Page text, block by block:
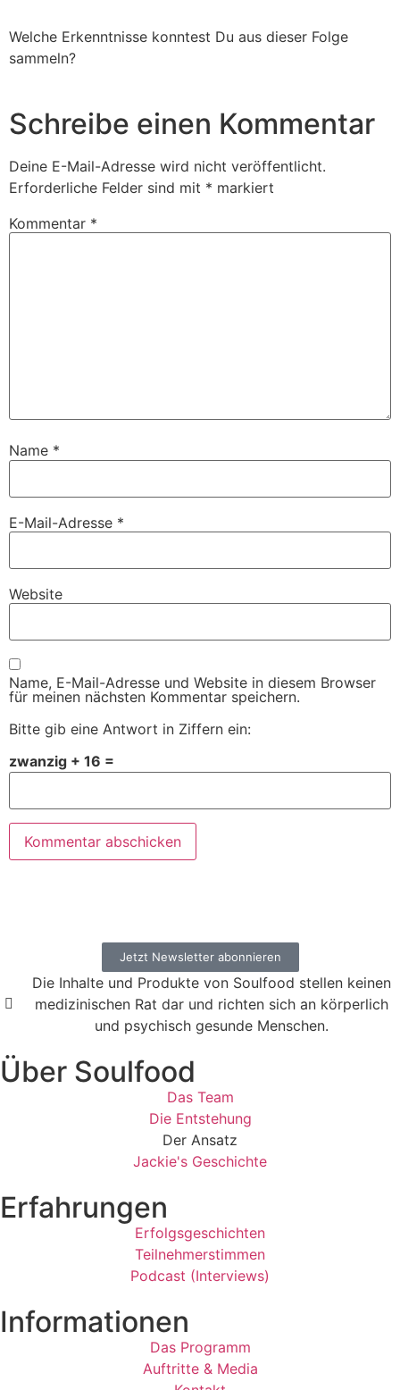
Welche Erkenntnisse konntest Du aus dieser Folge
sammeln?
Schreibe einen Kommentar
Deine E-Mail-Adresse wird nicht veröffentlicht.
Erforderliche Felder sind mit * markiert
Kommentar *
Name *
E-Mail-Adresse *
Website
Name, E-Mail-Adresse und Website in diesem Browser
für meinen nächsten Kommentar speichern.
Bitte gib eine Antwort in Ziffern ein:
zwanzig + 16 =
Jetzt Newsletter abonnieren
Die Inhalte und Produkte von Soulfood stellen keinen
medizinischen Rat dar und richten sich an körperlich
und psychisch gesunde Menschen.​
Über Soulfood
Das Team
Die Entstehung
Der Ansatz
Jackie's Geschichte
Erfahrungen
Erfolgsgeschichten
Teilnehmerstimmen
Podcast (Interviews)
Informationen
Das Programm
Auftritte & Media